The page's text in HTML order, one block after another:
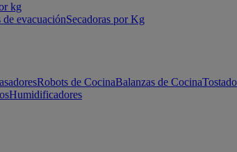
kg
de evacuaciónSecadoras por Kg
Robots de CocinaBalanzas de Cocina
Humidificadores